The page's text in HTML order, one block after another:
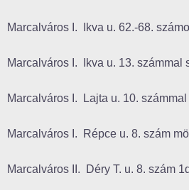
Marcalváros I. Ikva u. 62.-68.
Marcalváros I. Ikva u. 13. számmal
Marcalváros I. Lajta u. 10.
Marcalváros I. Répce u. 8. szám
Marcalváros II. Déry T. u. 8. szám